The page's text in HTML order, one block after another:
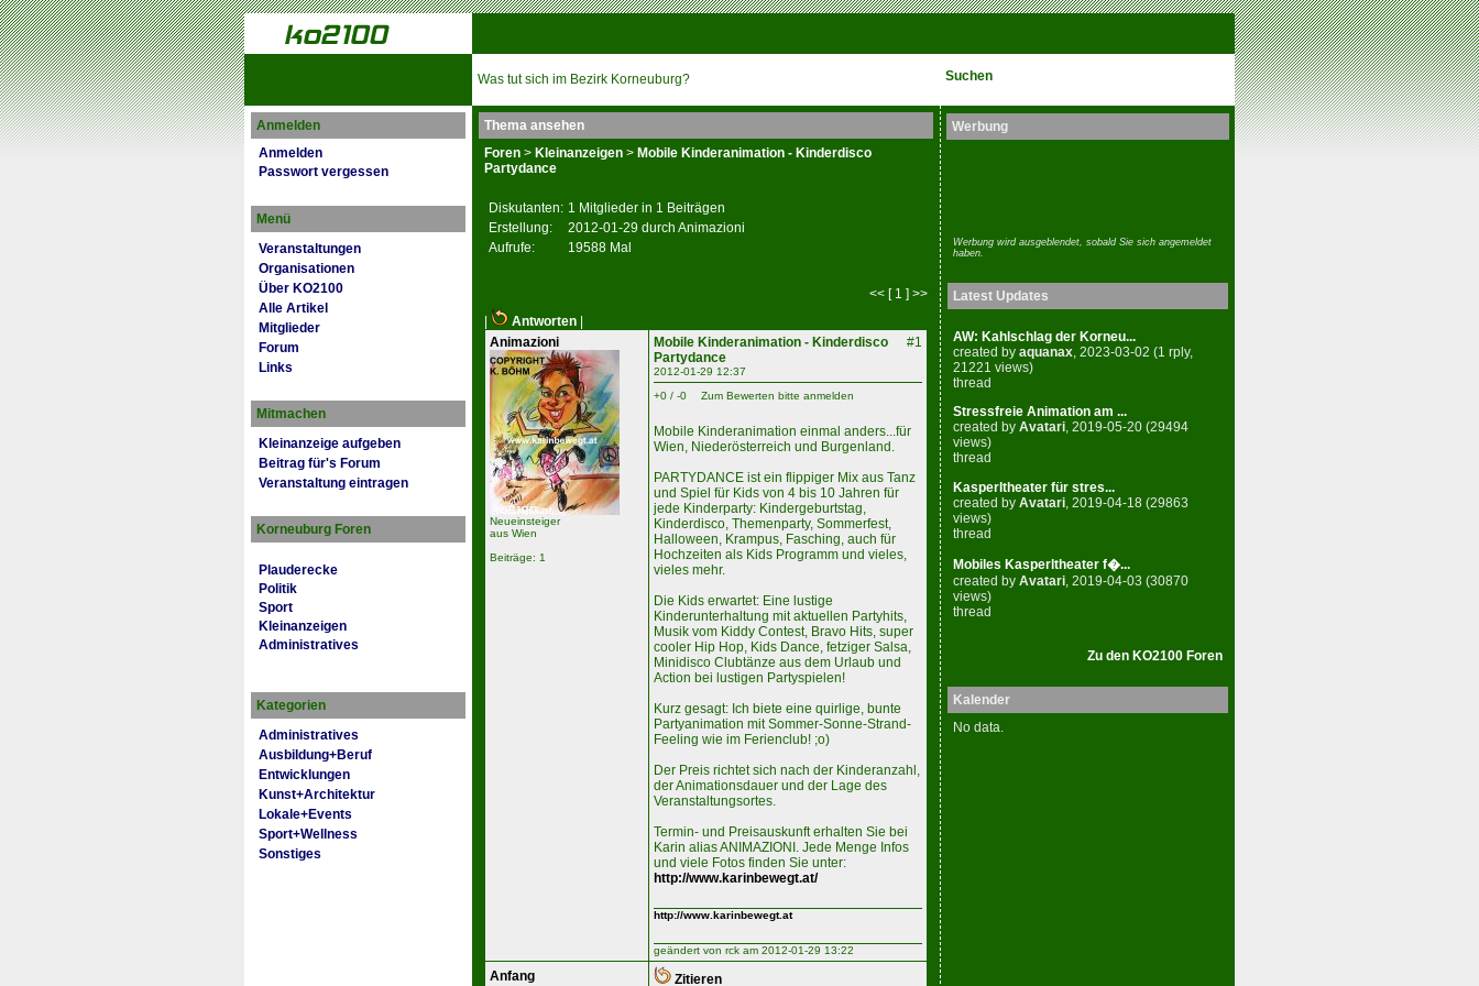
Was tut sich im Bezirk Korneuburg? Suchen
Anmelden
Anmelden
Passwort vergessen
Menü
Veranstaltungen
Organisationen
Über KO2100
Alle Artikel
Mitglieder
Forum
Links
Mitmachen
Kleinanzeige aufgeben
Beitrag für's Forum
Veranstaltung eintragen
Korneuburg Foren
Plauderecke
Politik
Sport
Kleinanzeigen
Administratives
Kategorien
Administratives
Ausbildung+Beruf
Entwicklungen
Kunst+Architektur
Lokale+Events
Sport+Wellness
Sonstiges
Thema ansehen
Foren > Kleinanzeigen > Mobile Kinderanimation - Kinderdisco
Partydance
Diskutanten: 1 Mitglieder in 1 Beiträgen
Erstellung:
2012-01-29 durch Animazioni
Aufrufe:
19588 Mal
<< [ 1 ] >>
Antworten
Animazioni
Neueinsteiger
aus Wien
Beiträge: 1
#1
Mobile Kinderanimation - Kinderdisco
Partydance
2012-01-29 12:37
+0 / -0
Zum Bewerten bitte anmelden
Mobile Kinderanimation einmal anders...für
Wien, Niederösterreich und Burgenland.
PARTYDANCE ist ein flippiger Mix aus Tanz
und Spiel für Kids von 4 bis 10 Jahren für
jede Kinderparty: Kindergeburtstag,
Kinderdisco, Themenparty, Sommerfest,
Halloween, Krampus, Fasching, auch für
Hochzeiten als Kids Programm und vieles,
vieles mehr.
Die Kids erwartet: Eine lustige
Kinderunterhaltung mit aktuellen Partyhits,
Musik vom Kiddy Contest, Bravo Hits, super
cooler Hip Hop, Kids Dance, fetziger Salsa,
Minidisco Clubtänze aus dem Urlaub und
Action bei lustigen Partyspielen!
Kurz gesagt: Ich biete eine quirlige, bunte
Partyanimation mit Sommer-Sonne-Strand-
Feeling wie im Ferienclub! ;o)
Der Preis richtet sich nach der Kinderanzahl,
der Animationsdauer und der Lage des
Veranstaltungsortes.
Termin- und Preisauskunft erhalten Sie bei
Karin alias ANIMAZIONI. Jede Menge Infos
und viele Fotos finden Sie unter:
http://www.karinbewegt.at/
http://www.karinbewegt.at
geändert von rck am 2012-01-29 13:22
Anfang Zitieren
Werbung
Werbung wird ausgeblendet, sobald Sie sich angemeldet
haben.
Latest Updates
AW: Kahlschlag der Korneu...
created by aquanax, 2023-03-02 (1 rply,
21221 views)
thread
Stressfreie Animation am ...
created by Avatari, 2019-05-20 (29494
views)
thread
Kasperltheater für stres...
created by Avatari , 2019-04-18 (29863
views)
thread
Mobiles Kasperltheater f�...
created by Avatari , 2019-04-03 (30870
views)
thread
Zu den KO2100 Foren
Kalender
No data.